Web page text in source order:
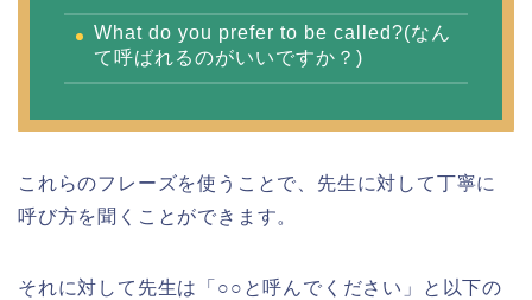
What do you prefer to be called?(なん
て呼ばれるのがいいですか？)
これらのフレーズを使うことで、先生に対して丁寧に
呼び方を聞くことができます。
それに対して先生は「○○と呼んでください」と以下の